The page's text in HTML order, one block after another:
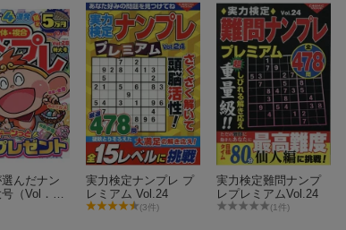
んだナン
（Vol．2
実力検定ナンプレ プ
レミアム Vol.24
(3件)
実力検定難問ナンプ
レプレミアムVol.24
(1件)